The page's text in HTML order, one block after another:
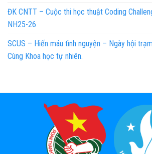
ĐK CNTT – Cuộc thi học thuật Coding
NH25-26
SCUS – Hiến máu tình nguyện – Ngày hội
Cùng Khoa học tự nhiên.